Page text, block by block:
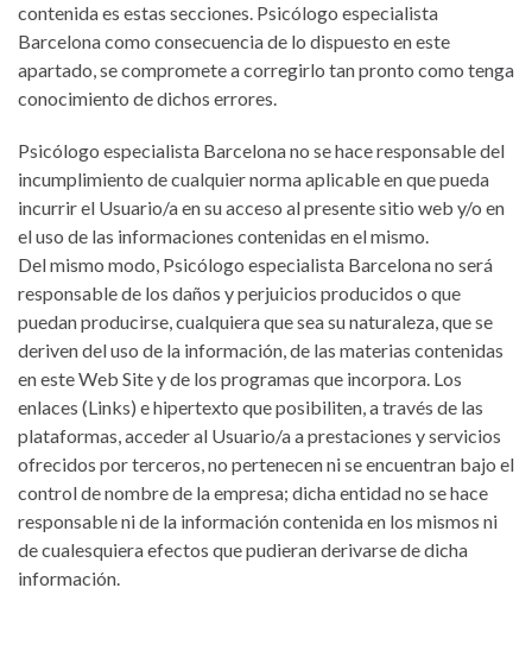
contenida es estas secciones. Psicólogo especialista
Barcelona como consecuencia de lo dispuesto en este
apartado, se compromete a corregirlo tan pronto como tenga
conocimiento de dichos errores.
Psicólogo especialista Barcelona no se hace responsable del
incumplimiento de cualquier norma aplicable en que pueda
incurrir el Usuario/a en su acceso al presente sitio web y/o en
el uso de las informaciones contenidas en el mismo.
Del mismo modo, Psicólogo especialista Barcelona no será
responsable de los daños y perjuicios producidos o que
puedan producirse, cualquiera que sea su naturaleza, que se
deriven del uso de la información, de las materias contenidas
en este Web Site y de los programas que incorpora. Los
enlaces (Links) e hipertexto que posibiliten, a través de las
plataformas, acceder al Usuario/a a prestaciones y servicios
ofrecidos por terceros, no pertenecen ni se encuentran bajo el
control de nombre de la empresa; dicha entidad no se hace
responsable ni de la información contenida en los mismos ni
de cualesquiera efectos que pudieran derivarse de dicha
información.